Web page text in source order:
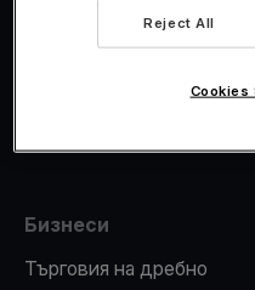
Фискализация
Бизнеси
Търговия на дребно
Reject All
Cookies